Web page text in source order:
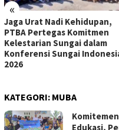
«
Jaga Urat Nadi Kehidupan,
PTBA Pertegas Komitmen
Kelestarian Sungai dalam
Konferensi Sungai
2026
KATEGORI: MUBA
Edukasi,